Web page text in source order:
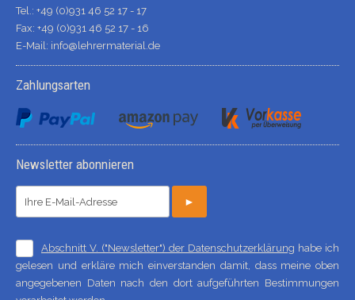
Tel.: +49 (0)931 46 52 17 - 17
Fax: +49 (0)931 46 52 17 - 16
E-Mail: info@lehrermaterial.de
Zahlungsarten
Newsletter abonnieren
►
Abschnitt V. ("Newsletter") der Datenschutzerklärung habe ich
gelesen und erkläre mich einverstanden damit, dass meine oben
angegebenen Daten nach den dort aufgeführten Bestimmungen